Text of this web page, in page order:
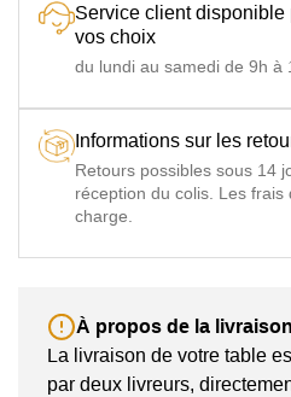
Service client
vos choix
du lundi au samedi de 9h à
Informations sur les
Retours possibles sous 14
réception du colis. Les
charge.
À propos de la livraison
La livraison de votre table
par deux livreurs,